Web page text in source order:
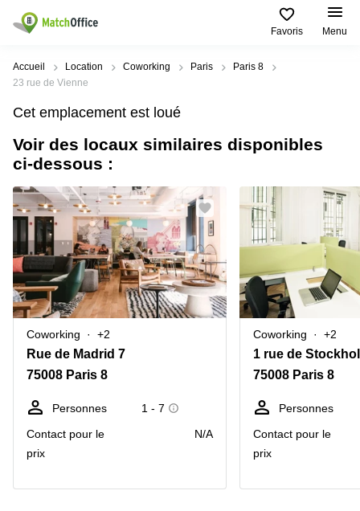
Favoris Menu
Rechercher / publier
Pages
de
Bureau
Centre
d’affaires
Coworking
Salles
de
réunion
Bureau
virtuel
Villes
Populaires
Paris
Lyon
Bordeaux
Marseille
Nantes
Toulouse
Strasbourg
Recherches
populaires
Centres
d'affaires
Location
bureau
Lille
Coworking
Paris
Coworking
Lyon
Coworking
d'affaires
Coworking
Toulouse
Coworking
Aide
Qui sommes-nous?
Publier un local
Prix
Connexion
Accueil Location Coworking Paris
Paris 8
23 rue de Vienne
Cet emplacement est loué
Voir des locaux similaires disponibles
ci-dessous :
Coworking +2
Rue de Madrid 7
75008 Paris 8
Personnes
1 - 7
Contact pour le
prix
N/A
Coworking +2
1 rue de
75008 Paris 8
Personnes
Contact pour le
prix